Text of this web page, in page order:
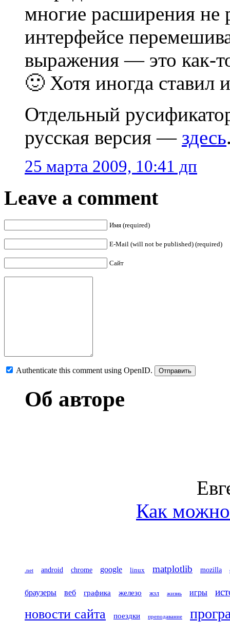
многие расширения не
интерфейсе
выражения — это как-
🙂 Хотя иногда ставил
Отдельный
русская версия — здесь
25 марта 2009, 10:41 дп
Leave a comment
Имя (required)
E-Mail (will not be published) (required)
Сайт
Authenticate this comment using OpenID.
Об авторе
Как можно
.net android chrome google linux matplotlib mozilla
браузеры веб графика железо жзл жизнь игры
новости сайта поездки преподавание